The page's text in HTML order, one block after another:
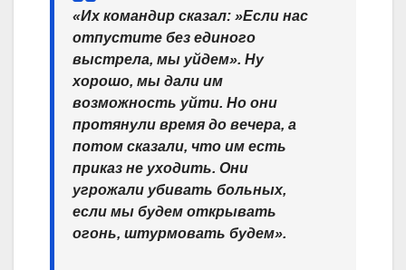
«Их командир сказал: »Если нас
отпустите без единого
выстрела, мы уйдем». Ну
хорошо, мы дали им
возможность уйти. Но они
протянули время до вечера, а
потом сказали, что им есть
приказ не уходить. Они
угрожали убивать больных,
если мы будем открывать
огонь, штурмовать будем».